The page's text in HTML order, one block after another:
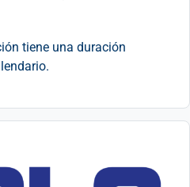
tiene una duración